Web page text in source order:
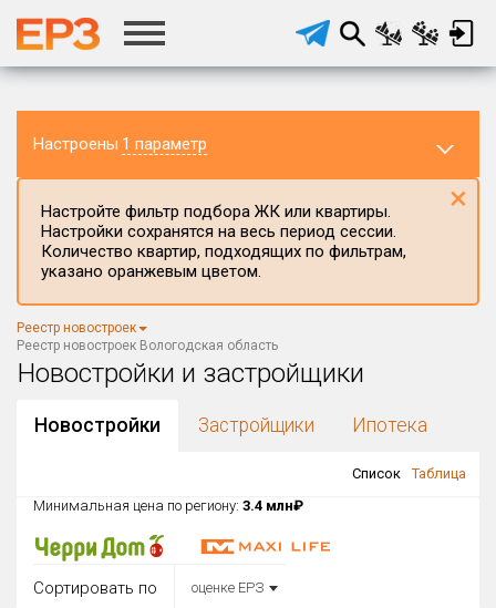
Настроены 1 параметр
Регион ЖК
Вологодская область
Район в регионе
Все
Все
Район в городе
Настройте фильтр подбора ЖК или квартиры.
Настройки сохранятся на весь период сессии.
Количество квартир, подходящих по фильтрам,
указано оранжевым цветом.
×
Реестр новостроек
Реестр новостроек Вологодская область
Новостройки и застройщики
Новостройки Застройщики Ипотека
Список
Таблица
Минимальная цена по региону: 3.4 млн₽
Сортировать по оценке ЕРЗ